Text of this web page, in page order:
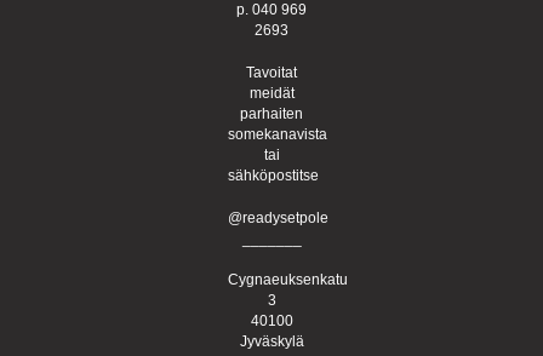
p. 040 969
2693
Tavoitat
meidät
parhaiten
somekanavista
tai
sähköpostitse
@readysetpole
Cygnaeuksenkatu
3
40100
Jyväskylä